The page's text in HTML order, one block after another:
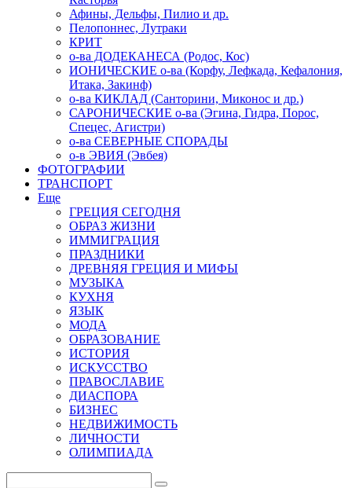
Афины, Дельфы, Пилио и др.
Пелопоннес, Лутраки
КРИТ
о-ва ДОДЕКАНЕСА (Родос, Кос)
ИОНИЧЕСКИЕ о-ва (Корфу, Лефкада, Кефалония,
Итака, Закинф)
о-ва КИКЛАД (Санторини, Миконос и др.)
САРОНИЧЕСКИЕ о-ва (Эгина, Гидра, Порос,
Спецес, Агистри)
о-ва СЕВЕРНЫЕ СПОРАДЫ
о-в ЭВИЯ (Эвбея)
ФОТОГРАФИИ
ТРАНСПОРТ
Еще
ГРЕЦИЯ СЕГОДНЯ
ОБРАЗ ЖИЗНИ
ИММИГРАЦИЯ
ПРАЗДНИКИ
ДРЕВНЯЯ ГРЕЦИЯ И МИФЫ
МУЗЫКА
КУХНЯ
ЯЗЫК
МОДА
ОБРАЗОВАНИЕ
ИСТОРИЯ
ИСКУССТВО
ПРАВОСЛАВИЕ
ДИАСПОРА
БИЗНЕС
НЕДВИЖИМОСТЬ
ЛИЧНОСТИ
ОЛИМПИАДА